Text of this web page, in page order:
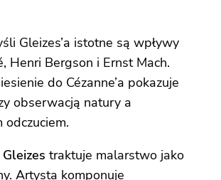
Gleizes’a istotne są wpływy
Henri Bergson i Ernst Mach.
do Cézanne’a pokazuje
obserwacją natury a
traktuje malarstwo jako
Artysta komponuje